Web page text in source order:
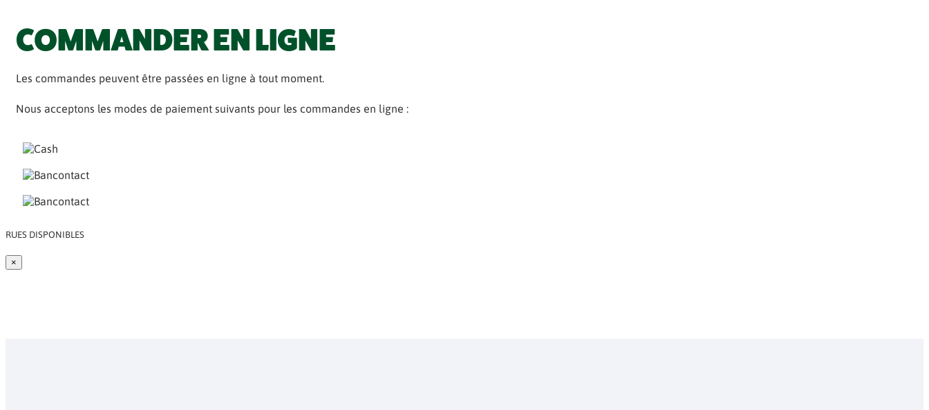
COMMANDER EN LIGNE
Les commandes peuvent être passées en ligne à tout moment.
Nous acceptons les modes de paiement suivants pour les commandes en ligne :
RUES DISPONIBLES
×